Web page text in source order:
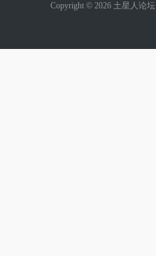
Copyright © 2026 土星人论坛